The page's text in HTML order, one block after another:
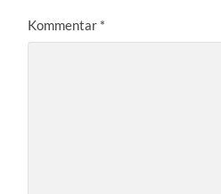
Kommentar *